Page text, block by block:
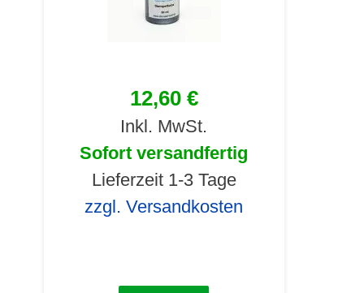
12,60 €
Inkl. MwSt.
Sofort versandfertig
Lieferzeit 1-3 Tage
zzgl. Versandkosten